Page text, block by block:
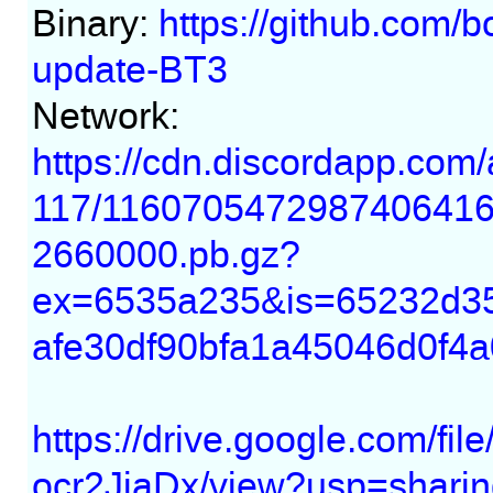
Binary: https://github.com/
update-BT3
Network:
https://
117/
2660000.pb.gz?
https://drive.google.com/